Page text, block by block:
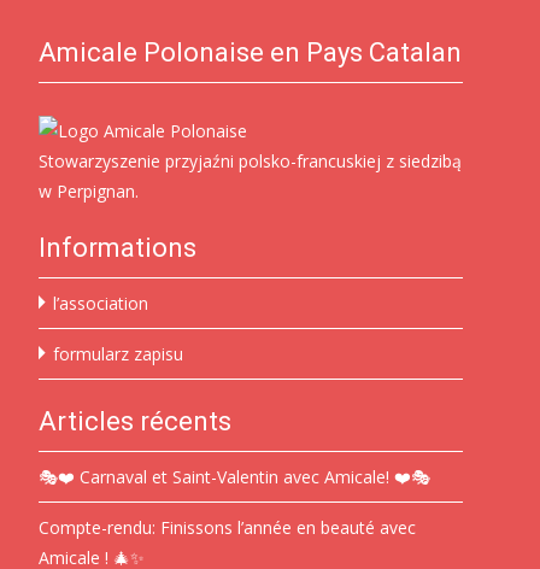
Amicale Polonaise en Pays Catalan
Stowarzyszenie przyjaźni polsko-francuskiej z siedzibą
w Perpignan.
Informations
l’association
formularz zapisu
Articles récents
🎭❤️ Carnaval et Saint-Valentin avec Amicale! ❤️🎭
Compte-rendu: Finissons l’année en beauté avec
Amicale ! 🎄✨